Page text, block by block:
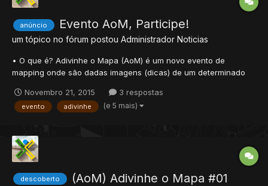
anúncio Evento AoM, Participe!
um tópico no fórum postou Administrador Noticias
• O que é? Adivinhe o Mapa (AoM) é um novo evento de
mapping onde são dadas imagens (dicas) de um determinado
• Cada edição do AoM abriga um tema específico de um mapa,
uma primeira imagem é adicionada ao tópico; • Os membros...
Novembro 21, 2015 3 respostas
evento adivinhe (e 5 mais)
descoberto (AoM) Adivinhe o Mapa #01